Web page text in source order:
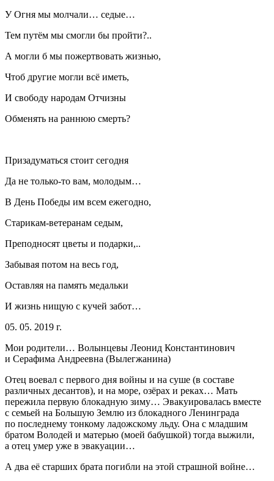
У Огня мы молчали… седые…
Тем путём мы смогли бы пройти?..
А могли б мы пожертвовать жизнью,
Чтоб другие могли всё иметь,
И свободу народам Отчизны
Обменять на раннюю смерть?
Призадуматься стоит сегодня
Да не только-то вам, молодым…
В День Победы им всем ежегодно,
Старикам-ветеранам седым,
Преподносят цветы и подарки,..
Забывая потом на весь год,
Оставляя на память медальки
И жизнь нищую с кучей забот…
05. 05. 2019 г.
Мои родители… Волынцевы Леонид Константинович
и Серафима Андреевна (Вылегжанина)
Отец воевал с первого дня войны и на суше (в составе
различных десантов), и на море, озёрах и реках… Мать
пережила первую блокадную зиму… Эвакуировалась вместе
с семьей на Большую Землю из блокадного Ленинграда
по последнему тонкому ладожскому льду. Она с младшим
братом Володей и матерью (моей бабушкой) тогда выжили,
а отец умер уже в эвакуации…
А два её старших брата погибли на этой страшной войне…